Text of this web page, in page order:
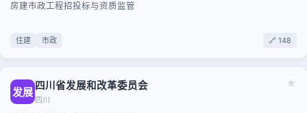
房建市政工程招投标与资质监管
住建 市政 🔗 148
★
发展 四川省发展和改革委员会
四川